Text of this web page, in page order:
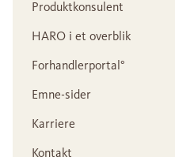
Produktkonsulent
HARO i et overblik
Forhandlerportal°
Emne-sider
Karriere
Kontakt